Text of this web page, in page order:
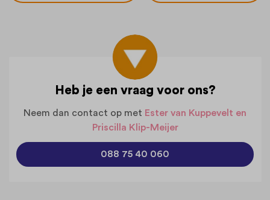
Heb je een vraag voor ons?
Neem dan contact op met Ester van Kuppevelt en
Priscilla Klip-Meijer
088 75 40 060